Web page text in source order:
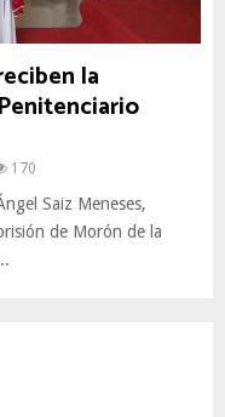
la
170
Saiz Meneses,
de Morón de la